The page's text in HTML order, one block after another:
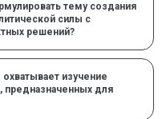
тему создания
силы с
решений?
изучение
предназначенных для